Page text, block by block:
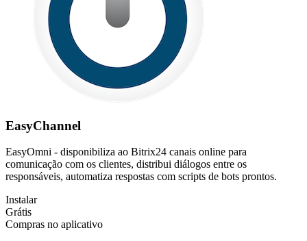
EasyChannel
EasyOmni - disponibiliza ao Bitrix24 canais online para
comunicação com os clientes, distribui diálogos entre os
responsáveis, automatiza respostas com scripts de bots prontos.
Instalar
Grátis
Compras no aplicativo